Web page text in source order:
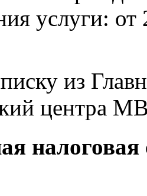
услуги: от
из
центра
налоговая